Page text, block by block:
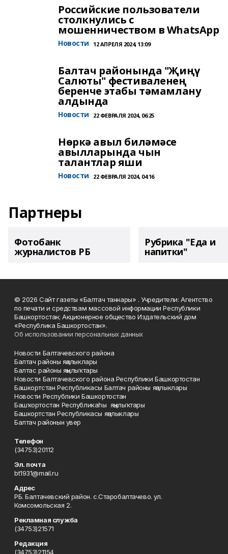
Российские пользователи
столкнулись с
мошенничеством в WhatsApp
Новости 12 АПРЕЛЯ 2024, 13:09
Балтач районында "Җиңү
Салюты" фестиваленең
беренче этабы тәмамлану
алдында
Новости 22 ФЕВРАЛЯ 2024, 06:25
Нөркә авыл биләмәсе
авылларында чын
талантлар яши
Новости 22 ФЕВРАЛЯ 2024, 04:16
Партнеры
Фотобанк
журналистов РБ
Рубрика "Еда и
напитки"
© 2026 Сайт газеты «Балтач таннары» . Учредители: Агентство
по печати и средствам массовой информации Республики
Башкортостан; Акционерное общество Издательский дом
«Республика Башкортостан».
Об использовании персональных данных
Новости Балтачевского района
Балтач районы яңалыклары
Балтас районы яңылыҡтары
Новости Балтачевского района Республики Башкортостан
Башкортстан Республикасы Балтач районы яңалыклары
Новости Республики Башкортостан
Башҡортостан Республикаһы яңылыҡтары
Башкортстан Республикасы яңалыклары
Балтач районын увер
Телефон
(34753)20112
Эл. почта
bt1931@mail.ru
Адрес
РБ. Балтачевский район. с.Старобалтачево. ул.
Комсомольская 2.
Рекламная служба
(34753)21571
Редакция
(34753)21154